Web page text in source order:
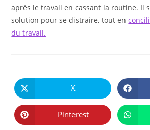
après le travail en cassant la routine. Il
solution pour se distraire, tout en
du travail.
CE
Ouvrir
dans
une
autre
fenêtre
X
Ouvrir
dans
Pinterest